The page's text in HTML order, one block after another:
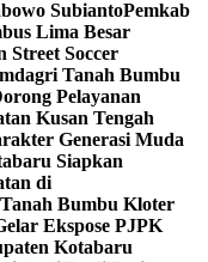
SubiantoPemkab
Lima Besar
Street Soccer
Tanah Bumbu
Pelayanan
Kusan Tengah
Generasi Muda
Siapkan
di
Bumbu Kloter
Ekspose PJPK
Kotabaru